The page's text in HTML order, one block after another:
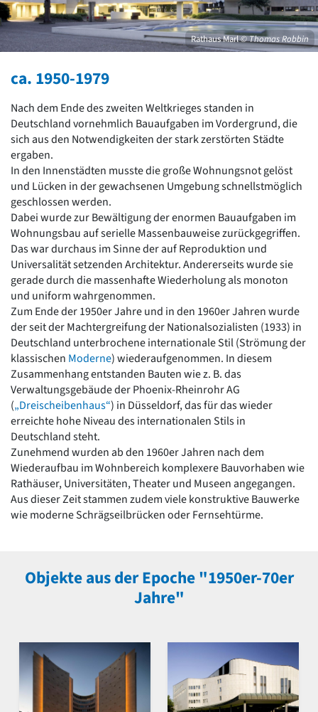
David Chipperfield
Harald Deilmann
Gottfried Böhm
Schneider von Esleben
Auszeichnung vorbildlicher Bauten NRW 2020
Big Beautiful Buildings (Großbauten der Nachkriegszeit)
Epochen
Gesamtübersicht...
Gegenwart
Postmoderne
1950er-70er Jahre
Moderne
Reformarchitektur
Jugendstil
Historismus
Klassizismus
Barock
Renaissance
Gotik
Romanik
Vorromanik
Römische Antike
Über uns
Über baukunst-nrw
Fachbeirat
Freunde & Förderer
Kontakt
Impressum
Datenschutz
Suchbegriff eingeben
Rathaus Marl© Thomas Robbin
ca. 1950-1979
Nach dem Ende des zweiten Weltkrieges standen in
Deutschland vornehmlich Bauaufgaben im Vordergrund, die
sich aus den Notwendigkeiten der stark zerstörten Städte
ergaben.
In den Innenstädten musste die große Wohnungsnot gelöst
und Lücken in der gewachsenen Umgebung schnellstmöglich
geschlossen werden.
Dabei wurde zur Bewältigung der enormen Bauaufgaben im
Wohnungsbau auf serielle Massenbauweise zurückgegriffen.
Das war durchaus im Sinne der auf Reproduktion und
Universalität setzenden Architektur. Andererseits wurde sie
gerade durch die massenhafte Wiederholung als monoton
und uniform wahrgenommen.
Zum Ende der 1950er Jahre und in den 1960er Jahren wurde
der seit der Machtergreifung der Nationalsozialisten (1933) in
Deutschland unterbrochene internationale Stil (Strömung der
klassischen Moderne) wiederaufgenommen. In diesem
Zusammenhang entstanden Bauten wie z. B. das
Verwaltungsgebäude der Phoenix-Rheinrohr AG
(„Dreischeibenhaus“) in Düsseldorf, das für das wieder
erreichte hohe Niveau des internationalen Stils in
Deutschland steht.
Zunehmend wurden ab den 1960er Jahren nach dem
Wiederaufbau im Wohnbereich komplexere Bauvorhaben wie
Rathäuser, Universitäten, Theater und Museen angegangen.
Aus dieser Zeit stammen zudem viele konstruktive Bauwerke
wie moderne Schrägseilbrücken oder Fernsehtürme.
Objekte aus der Epoche "1950er-70er
Jahre"